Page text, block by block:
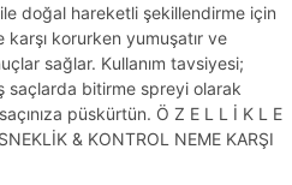
doğal hareketli şekillendirme için
korurken yumuşatır ve
sağlar. Kullanım tavsiyesi;
saçlarda bitirme spreyi olarak
püskürtün. Ö Z E L L İ K L E
& KONTROL NEME KARŞI